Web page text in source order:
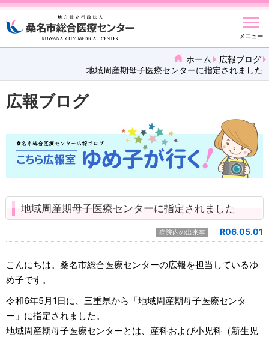
メニュー
ホーム
広報ブログ
地域周産期母子医療センターに指定されました
広報ブログ
地域周産期母子医療センターに指定されました
病院内の出来事 R06.05.01
こんにちは。桑名市総合医療センターの広報を担当しているゆ
め子です。
令和6年5月1日に、三重県から「地域周産期母子医療センタ
ー」に指定されました。
地域周産期母子医療センターとは、産科および小児科（新生児